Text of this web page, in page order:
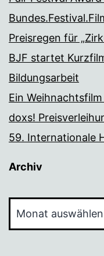
Preisregen für
BJF startet
Bildungsarbeit
Ein
doxs!
59. Internationale
Archiv